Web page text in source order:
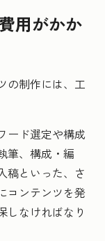
用がかか
の制作には、工
ード選定や構成
筆、構成・編
稿といった、さ
コンテンツを発
しなければなり